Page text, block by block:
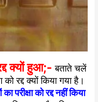
क्यों हुआ;-बताते चलें
को रद्द क्यों किया गया है।
परीक्षा को रद्द नहीं किया